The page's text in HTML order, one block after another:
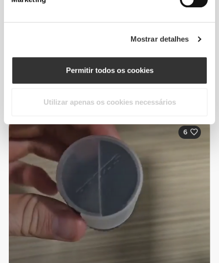
Mostrar detalhes
Permitir todos os cookies
Utilizar apenas os cookies necessários
Da nossa comunidade
6